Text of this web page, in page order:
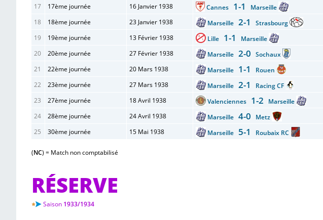
17
17ème journée 16 Janvier 1938 Cannes 1-1
Marseille
18
18ème journée 23 Janvier 1938 Marseille 2-1
Strasbourg
19
19ème journée 13 Février 1938 Lille 1-1
Marseille
20
20ème journée 27 Février 1938 Marseille 2-0 Sochaux
21
22ème journée 20 Mars 1938 Marseille 1-1
Rouen
22
23ème journée 27 Mars 1938 Marseille 2-1
Racing CF
23
27ème journée 18 Avril 1938 Valenciennes 1-2 Marseille
24
28ème journée 24 Avril 1938 Marseille 4-0 Metz
25
30ème journée 15 Mai 1938 Marseille 5-1 Roubaix RC
(NC) = Match non comptabilisé
RÉSERVE
Saison 1933/1934